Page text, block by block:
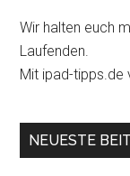
Wir halten euch
Laufenden.
Mit ipad-tipps.de
NEUESTE